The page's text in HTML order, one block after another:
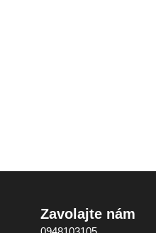
Zavolajte nám